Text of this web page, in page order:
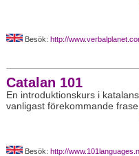
Besök: http://
Catalan 101
En introduktionskurs i
vanligast förekommande
Besök: http://